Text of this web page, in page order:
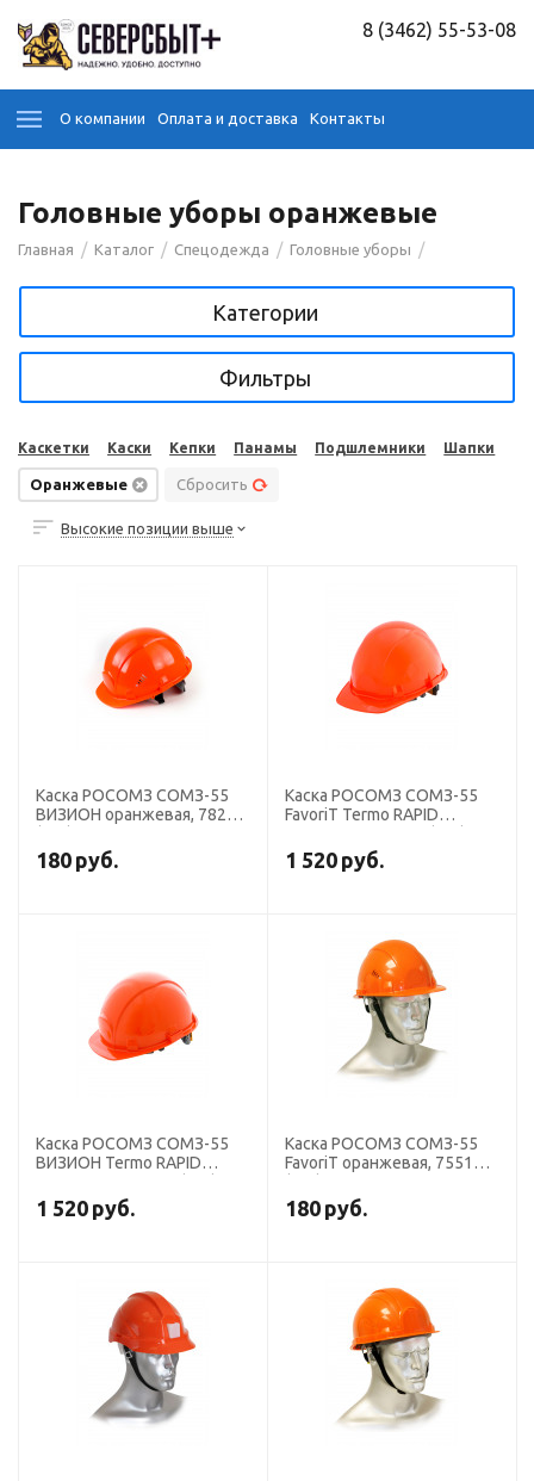
8 (3462) 55-53-08
О компании Оплата и доставка Контакты
Головные уборы оранжевые
Главная / Каталог / Спецодежда / Головные уборы /
Категории
Фильтры
Каскетки Каски Кепки Панамы Подшлемники Шапки
Оранжевые Сбросить
Высокие позиции выше
Каска РОСОМЗ СОМЗ-55
ВИЗИОН оранжевая, 78214
180 руб.
Каска РОСОМЗ СОМЗ-55
FavoriT Termo RAPID
1 520 руб.
Каска РОСОМЗ СОМЗ-55
ВИЗИОН Termo RAPID
1 520 руб.
Каска РОСОМЗ СОМЗ-55
FavoriT оранжевая, 75514
180 руб.